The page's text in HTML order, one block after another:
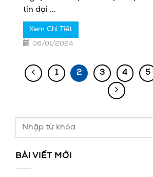
tin đại ...
Xem Chi Tiết
06/01/2024
1 2 3 4 5
BÀI VIẾT MỚI